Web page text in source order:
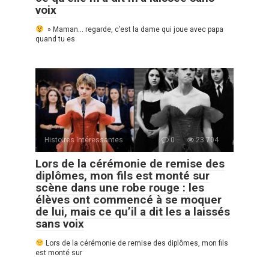
voix
» Maman… regarde, c’est la dame qui joue avec papa
quand tu es
Histoires Intéressantes 0 23 704
Lors de la cérémonie de remise des
diplômes, mon fils est monté sur
scène dans une robe rouge : les
élèves ont commencé à se moquer
de lui, mais ce qu’il a dit les a laissés
sans voix
Lors de la cérémonie de remise des diplômes, mon fils
est monté sur